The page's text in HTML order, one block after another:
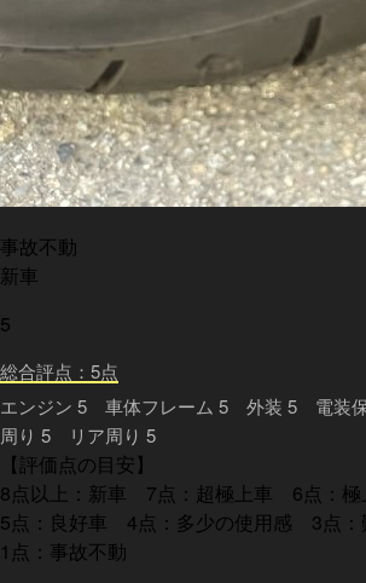
事故不動
新車
5
総合評点：5点
エンジン 5 車体フレーム 5 外装 5 電装
周り 5 リア周り 5
【評価点の目安】
8点以上：新車 7点：超極上車 6点：極
5点：良好車 4点：多少の使用感 3点
1点：事故不動